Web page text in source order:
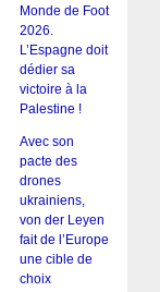
Monde de Foot
2026.
L’Espagne doit
dédier sa
victoire à la
Palestine !
Avec son
pacte des
drones
ukrainiens,
von der Leyen
fait de l’Europe
une cible de
choix